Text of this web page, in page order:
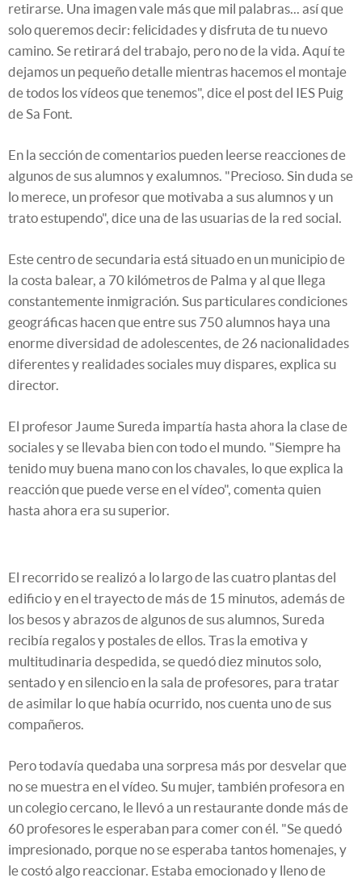
retirarse. Una imagen vale más que mil palabras... así que
solo queremos decir: felicidades y disfruta de tu nuevo
camino. Se retirará del trabajo, pero no de la vida. Aquí te
dejamos un pequeño detalle mientras hacemos el montaje
de todos los vídeos que tenemos", dice el post del IES Puig
de Sa Font.
En la sección de comentarios pueden leerse reacciones de
algunos de sus alumnos y exalumnos. "Precioso. Sin duda se
lo merece, un profesor que motivaba a sus alumnos y un
trato estupendo", dice una de las usuarias de la red social.
Este centro de secundaria está situado en un municipio de
la costa balear, a 70 kilómetros de Palma y al que llega
constantemente inmigración. Sus particulares condiciones
geográficas hacen que entre sus 750 alumnos haya una
enorme diversidad de adolescentes, de 26 nacionalidades
diferentes y realidades sociales muy dispares, explica su
director.
El profesor Jaume Sureda impartía hasta ahora la clase de
sociales y se llevaba bien con todo el mundo. "Siempre ha
tenido muy buena mano con los chavales, lo que explica la
reacción que puede verse en el vídeo", comenta quien
hasta ahora era su superior.
El recorrido se realizó a lo largo de las cuatro plantas del
edificio y en el trayecto de más de 15 minutos, además de
los besos y abrazos de algunos de sus alumnos, Sureda
recibía regalos y postales de ellos. Tras la emotiva y
multitudinaria despedida, se quedó diez minutos solo,
sentado y en silencio en la sala de profesores, para tratar
de asimilar lo que había ocurrido, nos cuenta uno de sus
compañeros.
Pero todavía quedaba una sorpresa más por desvelar que
no se muestra en el vídeo. Su mujer, también profesora en
un colegio cercano, le llevó a un restaurante donde más de
60 profesores le esperaban para comer con él. "Se quedó
impresionado, porque no se esperaba tantos homenajes, y
le costó algo reaccionar. Estaba emocionado y lleno de